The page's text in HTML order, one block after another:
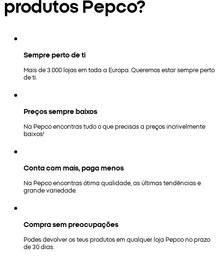
produtos Pepco?
Sempre perto de ti
Mais de 3.000 lojas em toda a Europa. Queremos estar sempre perto
de ti.
Preços sempre baixos
Na Pepco encontras tudo o que precisas a preços incrivelmente
baixos!
Conta com mais, paga menos
Na Pepco encontras ótima qualidade, as últimas tendências e
grande variedade.
Compra sem preocupações
Podes devolver os teus produtos em qualquer loja Pepco no prazo
de 30 dias.